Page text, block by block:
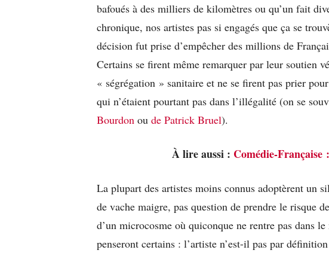
bafoués à des milliers de kilomètres ou qu’un fait
chronique, nos artistes pas si engagés que ça se
décision fut prise d’empêcher des millions de
Certains se firent même remarquer par leur soutien
« ségrégation » sanitaire et ne se firent pas prier
qui n’étaient pourtant pas dans l’illégalité (on se
Bourdon ou de Patrick Bruel).
À lire aussi : Comédie-Française
La plupart des artistes moins connus adoptèrent un
de vache maigre, pas question de prendre le risque
d’un microcosme où quiconque ne rentre pas dans
penseront certains : l’artiste n’est-il pas par